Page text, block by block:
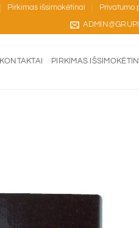
Pirkimas išsimokėtinai Privatumo
KONTAKTAI PIRKIMAS